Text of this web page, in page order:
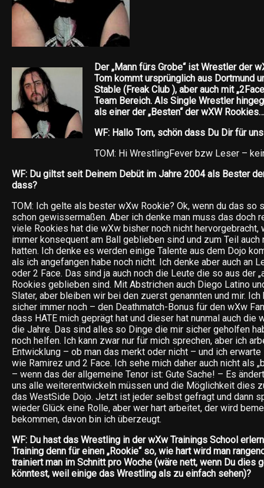
Der „Mann fürs Grobe“ ist Wrestler der
Tom kommt ursprünglich aus Dortmund
Stable (Freak Club ), aber auch mit
Team Bereich. Als Single Wrestler
als einer der „Besten“ der wXW
WF: Hallo Tom, schön dass Du Dir für
TOM: Hi WrestlingFever bzw Leser –
WF: Du giltst seit Deinem Debüt im Jahre 2004 als Bester
dass?
TOM: Ich gelte als bester wXw Rookie? Ok, wenn du das so
schon gewissermaßen. Aber ich denke man muss das doch
viele Rookies hat die wXw bisher noch nicht hervorgebracht,
immer konsequent am Ball geblieben sind und zum Teil auch
hatten. Ich denke es werden einige Talente aus dem Dojo
als ich angefangen habe noch nicht. Ich denke aber auch an
oder 2 Face. Das sind ja auch noch die Leute die so aus der
Rookies geblieben sind. Mit Abstrichen auch Diego Latino
Slater, aber bleiben wir bei den zuerst genannten und mir. Ich
sicher immer noch – den Deathmatch-Bonus für den wXw
dass HATE mich geprägt hat und dieser hat nunmal auch die
die Jahre. Das sind alles so Dinge die mir sicher geholfen
noch helfen. Ich kann zwar nur für mich sprechen, aber ich
Entwicklung – ob man das merkt oder nicht – und ich
wie Ramirez und 2 Face. Ich sehe mich daher auch nicht als
– wenn das der allgemeine Tenor ist: Gute Sache! – Es
uns alle weiterentwickeln müssen und die Möglichkeit dies
das WestSide Dojo. Jetzt ist jeder selbst gefragt und dann
wieder Glück eine Rolle, aber wer hart arbeitet, der wird
bekommen, davon bin ich überzeugt.
WF: Du hast das Wrestling in der wXw Trainings School
Training denn für einen „Rookie“ so, wie hart wird man
trainiert man im Schnitt pro Woche (wäre nett, wenn Du dies
könntest, weil einige das Wrestling als zu einfach sehen)?